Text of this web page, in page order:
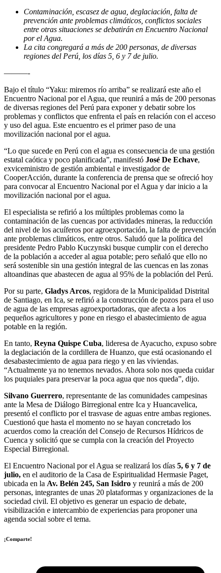
Contaminación, escasez de agua, deglaciación, falta de
prevención ante problemas climáticos, conflictos sociales
entre otras situaciones se debatirán en Encuentro Nacional
por el Agua.
La cita congregará a más de 200 personas, de diversas
regiones del Perú, los días 5, 6 y 7 de julio.
———-
Bajo el título “Yaku: miremos río arriba” se realizará este año el
Encuentro Nacional por el Agua, que reunirá a más de 200 personas
de diversas regiones del Perú para exponer y debatir sobre los
problemas y conflictos que enfrenta el país en relación con el acceso
y uso del agua. Este encuentro es el primer paso de una
movilización nacional por el agua.
“Lo que sucede en Perú con el agua es consecuencia de una gestión
estatal caótica y poco planificada”, manifestó José De Echave,
exviceministro de gestión ambiental e investigador de
CooperAcción, durante la conferencia de prensa que se ofreció hoy
para convocar al Encuentro Nacional por el Agua y dar inicio a la
movilización nacional por el agua.
El especialista se refirió a los múltiples problemas como la
contaminación de las cuencas por actividades mineras, la reducción
del nivel de los acuíferos por agroexportación, la falta de prevención
ante problemas climáticos, entre otros. Saludó que la política del
presidente Pedro Pablo Kuczynski busque cumplir con el derecho
de la población a acceder al agua potable; pero señaló que ello no
será sostenible sin una gestión integral de las cuencas en las zonas
altoandinas que abastecen de agua al 95% de la población del Perú.
Por su parte, Gladys Arcos, regidora de la Municipalidad Distrital
de Santiago, en Ica, se refirió a la construcción de pozos para el uso
de agua de las empresas agroexportadoras, que afecta a los
pequeños agricultores y pone en riesgo el abastecimiento de agua
potable en la región.
En tanto, Reyna Quispe Cuba, lideresa de Ayacucho, expuso sobre
la deglaciación de la cordillera de Huanzo, que está ocasionando el
desabastecimiento de agua para riego y en las viviendas.
“Actualmente ya no tenemos nevados. Ahora solo nos queda cuidar
los puquiales para preservar la poca agua que nos queda”, dijo.
Silvano Guerrero, representante de las comunidades campesinas
ante la Mesa de Diálogo Birregional entre Ica y Huancavelica,
presentó el conflicto por el trasvase de aguas entre ambas regiones.
Cuestionó que hasta el momento no se hayan concretado los
acuerdos como la creación del Consejo de Recursos Hídricos de
Cuenca y solicitó que se cumpla con la creación del Proyecto
Especial Birregional.
El Encuentro Nacional por el Agua se realizará los días 5, 6 y 7 de
julio, en el auditorio de la Casa de Espiritualidad Hermasie Paget,
ubicada en la Av. Belén 245, San Isidro y reunirá a más de 200
personas, integrantes de unas 20 plataformas y organizaciones de la
sociedad civil. El objetivo es generar un espacio de debate,
visibilización e intercambio de experiencias para proponer una
agenda social sobre el tema.
¡Comparte!